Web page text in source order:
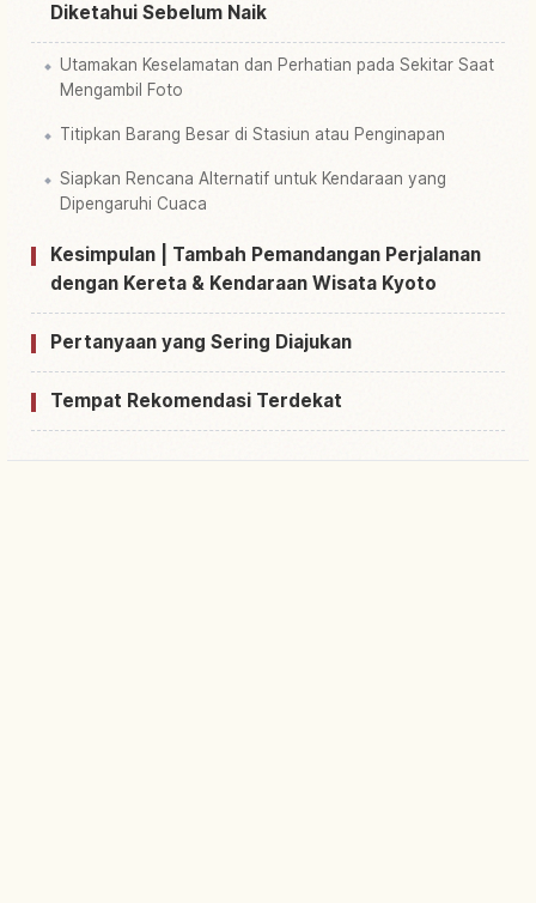
Diketahui Sebelum Naik
Utamakan Keselamatan dan Perhatian pada Sekitar Saat
Mengambil Foto
Titipkan Barang Besar di Stasiun atau Penginapan
Siapkan Rencana Alternatif untuk Kendaraan yang
Dipengaruhi Cuaca
Kesimpulan | Tambah Pemandangan Perjalanan
dengan Kereta & Kendaraan Wisata Kyoto
Pertanyaan yang Sering Diajukan
Tempat Rekomendasi Terdekat